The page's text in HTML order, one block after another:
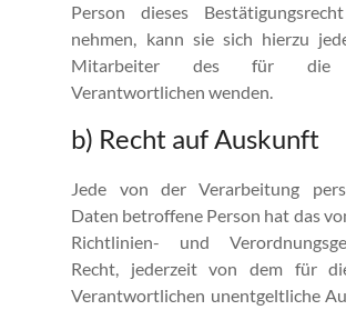
Person dieses
nehmen, kann sie sich hierzu
Mitarbeiter des für die
Verantwortlichen wenden.
b) Recht auf Auskunft
Jede von der Verarbeitung
Daten betroffene Person hat das
Richtlinien- und
Recht, jederzeit von dem für
Verantwortlichen unentgeltliche